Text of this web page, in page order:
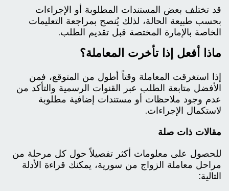
قد تختلف بعض المستندات المطلوبة أو الإجراءات
بحسب طبيعة الحالة، لذلك يُنصح بمراجعة التعليمات
الخاصة بالإمارة المختصة قبل تقديم الطلب.
ماذا أفعل إذا تأخرت المعاملة؟
إذا استغرقت المعاملة وقتاً أطول من المتوقع، فمن
الأفضل متابعة الطلب عبر القنوات الرسمية والتأكد من
عدم وجود ملاحظات أو مستندات إضافية مطلوبة
لاستكمال الإجراءات.
مقالات ذات صلة
للحصول على معلومات أكثر تفصيلاً حول كل مرحلة من
مراحل معاملة الزواج من سورية، يمكنك قراءة الأدلة
التالية: